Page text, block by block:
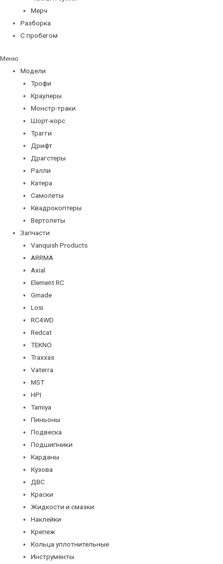
Мерч
Разборка
С пробегом
Меню
Модели
Трофи
Краулеры
Монстр-траки
Шорт-корс
Трагги
Дрифт
Драгстеры
Ралли
Катера
Самолеты
Квадрокоптеры
Вертолеты
Запчасти
Vanquish Products
ARRMA
Axial
Element RC
Gmade
Losi
RC4WD
Redcat
TEKNO
Traxxas
Vaterra
MST
HPI
Tamiya
Пиньоны
Подвеска
Подшипники
Карданы
Кузова
ДВС
Краски
Жидкости и смазки
Наклейки
Крепеж
Кольца уплотнительные
Инструменты